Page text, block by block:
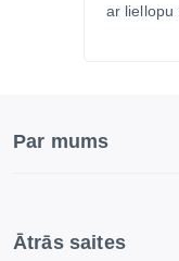
ar liellopu
Par mums
Ātrās saites